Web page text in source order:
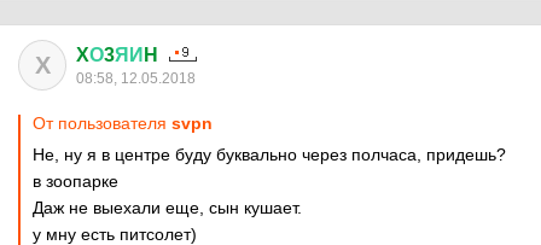
X XО3ЯИ H
08:58, 12.05.2018
От пользователя svpn
Не, ну я в центре буду буквально через полчаса, придешь?
в зоопарке
Даж не выехали еще, сын кушает.
у мну есть питсолет)